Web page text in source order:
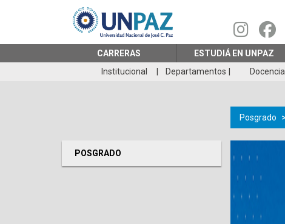
principal
CARRERAS
ESTUDIÁ EN UNPAZ
Institucional
Departamentos Docencia
POSGRADO
Posgrado